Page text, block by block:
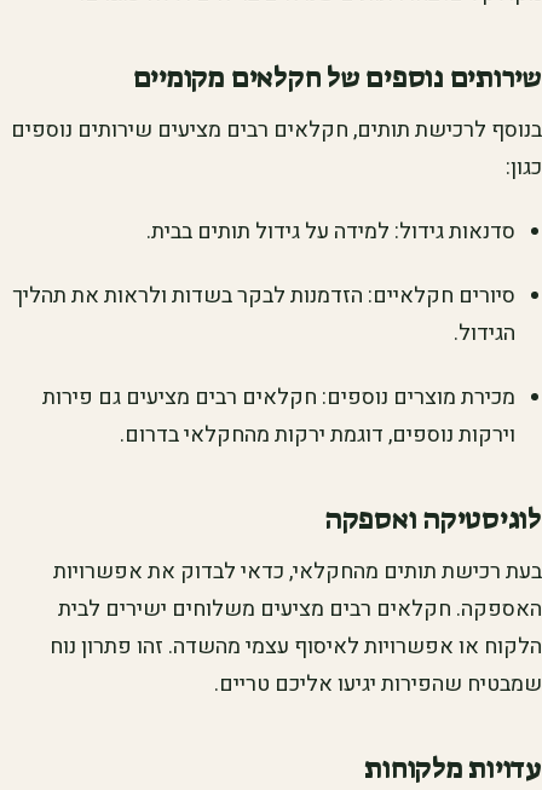
שירותים נוספים של חקלאים מקומיים
בנוסף לרכישת תותים, חקלאים רבים מציעים שירותים נוספים
כגון:
סדנאות גידול: למידה על גידול תותים בבית.
סיורים חקלאיים: הזדמנות לבקר בשדות ולראות את תהליך
הגידול.
מכירת מוצרים נוספים: חקלאים רבים מציעים גם פירות
וירקות נוספים, דוגמת ירקות מהחקלאי בדרום.
לוגיסטיקה ואספקה
בעת רכישת תותים מהחקלאי, כדאי לבדוק את אפשרויות
האספקה. חקלאים רבים מציעים משלוחים ישירים לבית
הלקוח או אפשרויות לאיסוף עצמי מהשדה. זהו פתרון נוח
שמבטיח שהפירות יגיעו אליכם טריים.
עדויות מלקוחות